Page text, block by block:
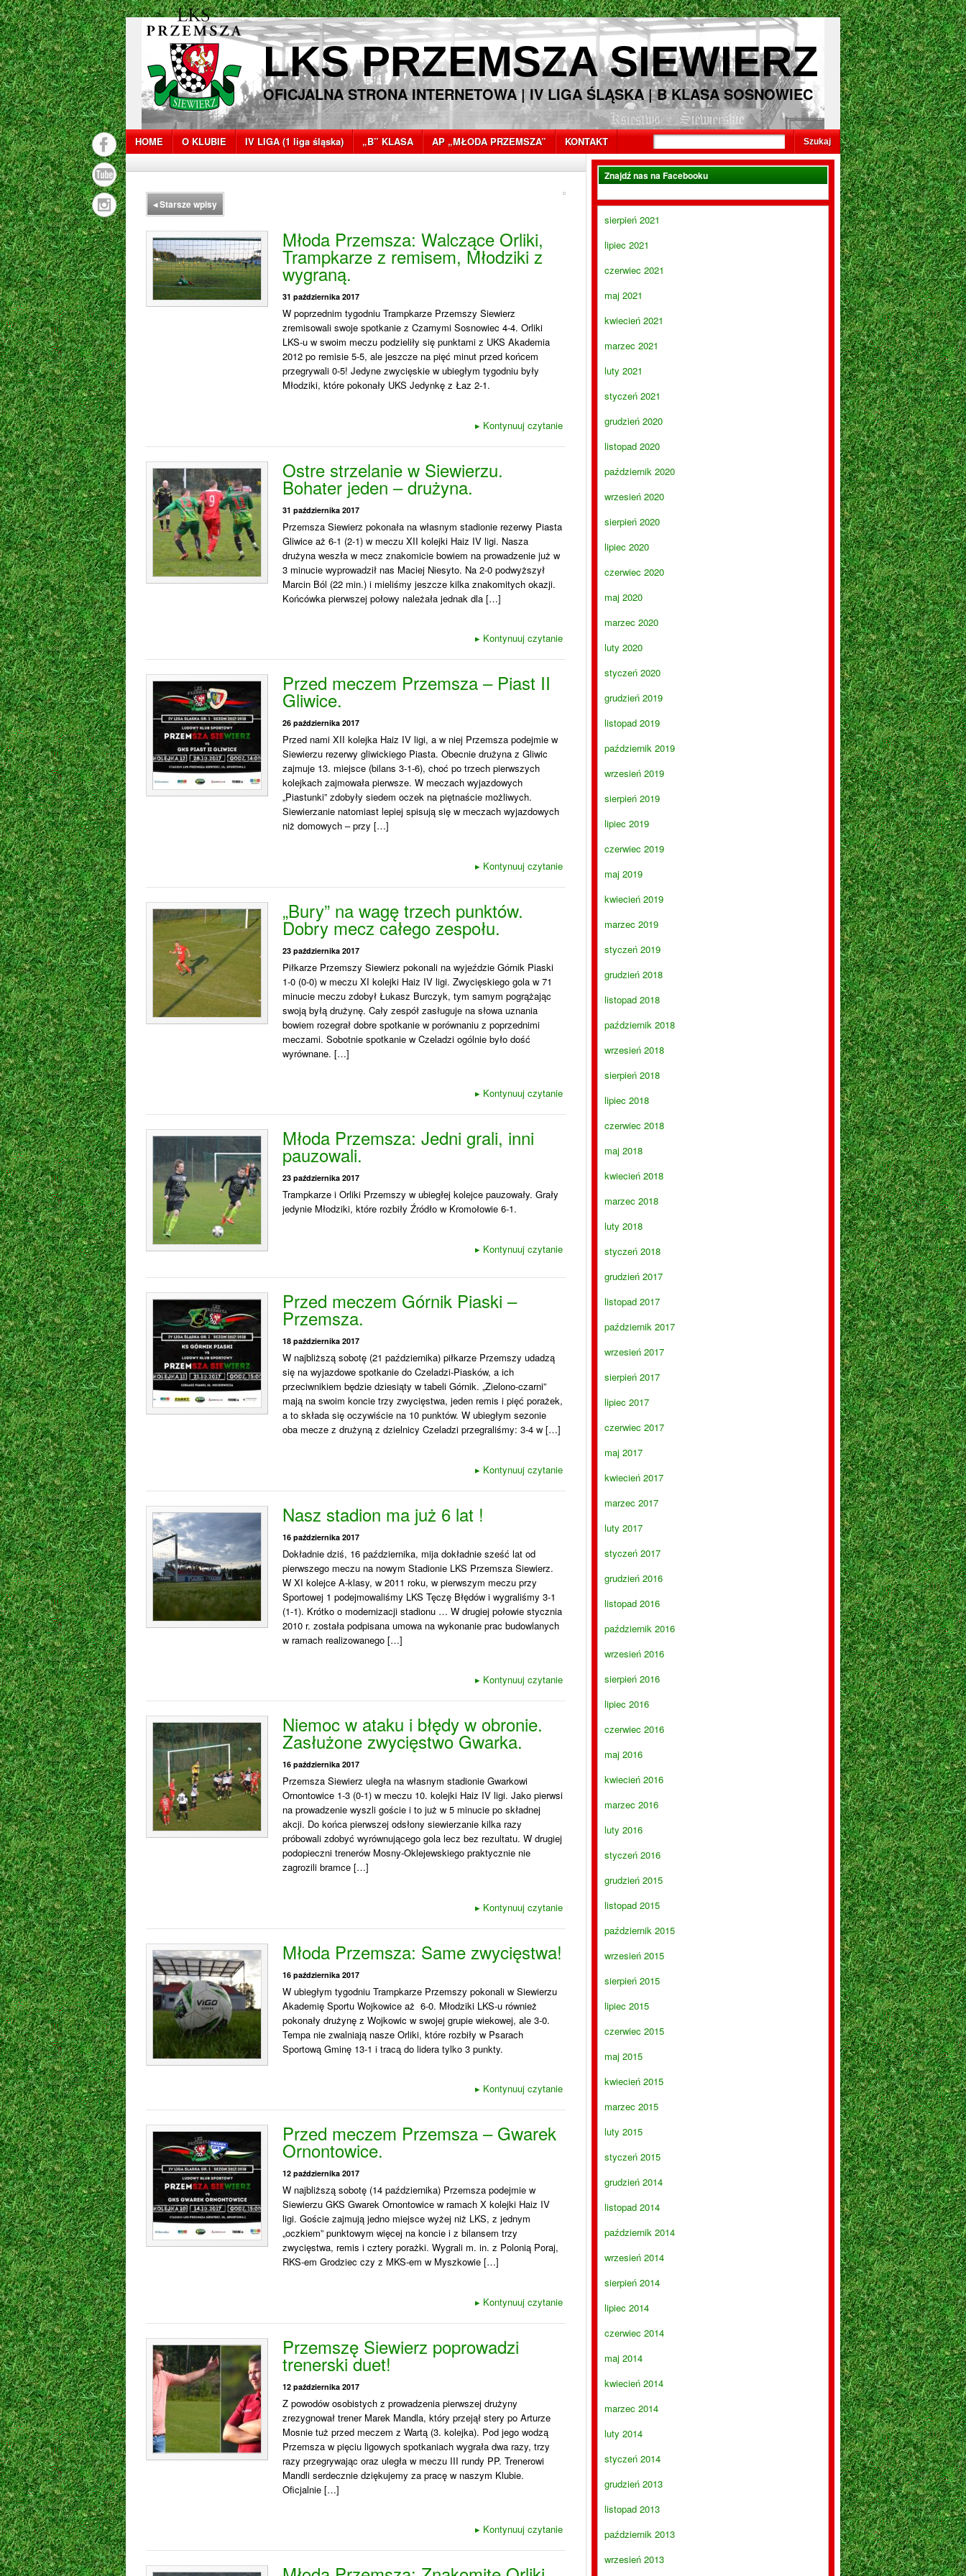
LKS PRZEMSZA SIEWIERZ
OFICJALNA STRONA INTERNETOWA | IV LIGA ŚLĄSKA | B KLASA SOSNOWIEC
HOME O KLUBIE IV LIGA (1 liga śląska) „B” KLASA AP „MŁODA PRZEMSZA” KONTAKT
◂Starsze wpisy
Młoda Przemsza: Walczące Orliki,
Trampkarze z remisem, Młodziki z
wygraną.
31 października 2017
W poprzednim tygodniu Trampkarze Przemszy Siewierz
zremisowali swoje spotkanie z Czarnymi Sosnowiec 4-4. Orliki
LKS-u w swoim meczu podzieliły się punktami z UKS Akademia
2012 po remisie 5-5, ale jeszcze na pięć minut przed końcem
przegrywali 0-5! Jedyne zwycięskie w ubiegłym tygodniu były
Młodziki, które pokonały UKS Jedynkę z Łaz 2-1.
▸ Kontynuuj czytanie
Ostre strzelanie w Siewierzu.
Bohater jeden – drużyna.
31 października 2017
Przemsza Siewierz pokonała na własnym stadionie rezerwy Piasta
Gliwice aż 6-1 (2-1) w meczu XII kolejki Haiz IV ligi. Nasza
drużyna weszła w mecz znakomicie bowiem na prowadzenie już w
3 minucie wyprowadził nas Maciej Niesyto. Na 2-0 podwyższył
Marcin Ból (22 min.) i mieliśmy jeszcze kilka znakomitych okazji.
Końcówka pierwszej połowy należała jednak dla […]
▸ Kontynuuj czytanie
Przed meczem Przemsza – Piast II
Gliwice.
26 października 2017
Przed nami XII kolejka Haiz IV ligi, a w niej Przemsza podejmie w
Siewierzu rezerwy gliwickiego Piasta. Obecnie drużyna z Gliwic
zajmuje 13. miejsce (bilans 3-1-6), choć po trzech pierwszych
kolejkach zajmowała pierwsze. W meczach wyjazdowych
„Piastunki” zdobyły siedem oczek na piętnaście możliwych.
Siewierzanie natomiast lepiej spisują się w meczach wyjazdowych
niż domowych – przy […]
▸ Kontynuuj czytanie
„Bury” na wagę trzech punktów.
Dobry mecz całego zespołu.
23 października 2017
Piłkarze Przemszy Siewierz pokonali na wyjeździe Górnik Piaski
1-0 (0-0) w meczu XI kolejki Haiz IV ligi. Zwycięskiego gola w 71
minucie meczu zdobył Łukasz Burczyk, tym samym pogrążając
swoją byłą drużynę. Cały zespół zasługuje na słowa uznania
bowiem rozegrał dobre spotkanie w porównaniu z poprzednimi
meczami. Sobotnie spotkanie w Czeladzi ogólnie było dość
wyrównane. […]
▸ Kontynuuj czytanie
Młoda Przemsza: Jedni grali, inni
pauzowali.
23 października 2017
Trampkarze i Orliki Przemszy w ubiegłej kolejce pauzowały. Grały
jedynie Młodziki, które rozbiły Źródło w Kromołowie 6-1.
▸ Kontynuuj czytanie
Przed meczem Górnik Piaski –
Przemsza.
18 października 2017
W najbliższą sobotę (21 października) piłkarze Przemszy udadzą
się na wyjazdowe spotkanie do Czeladzi-Piasków, a ich
przeciwnikiem będzie dziesiąty w tabeli Górnik. „Zielono-czarni”
mają na swoim koncie trzy zwycięstwa, jeden remis i pięć porażek,
a to składa się oczywiście na 10 punktów. W ubiegłym sezonie
oba mecze z drużyną z dzielnicy Czeladzi przegraliśmy: 3-4 w […]
▸ Kontynuuj czytanie
Nasz stadion ma już 6 lat !
16 października 2017
Dokładnie dziś, 16 października, mija dokładnie sześć lat od
pierwszego meczu na nowym Stadionie LKS Przemsza Siewierz.
W XI kolejce A-klasy, w 2011 roku, w pierwszym meczu przy
Sportowej 1 podejmowaliśmy LKS Tęczę Błędów i wygraliśmy 3-1
(1-1). Krótko o modernizacji stadionu … W drugiej połowie stycznia
2010 r. została podpisana umowa na wykonanie prac budowlanych
w ramach realizowanego […]
▸ Kontynuuj czytanie
Niemoc w ataku i błędy w obronie.
Zasłużone zwycięstwo Gwarka.
16 października 2017
Przemsza Siewierz uległa na własnym stadionie Gwarkowi
Ornontowice 1-3 (0-1) w meczu 10. kolejki Haiz IV ligi. Jako pierwsi
na prowadzenie wyszli goście i to już w 5 minucie po składnej
akcji. Do końca pierwszej odsłony siewierzanie kilka razy
próbowali zdobyć wyrównującego gola lecz bez rezultatu. W drugiej
podopieczni trenerów Mosny-Oklejewskiego praktycznie nie
zagrozili bramce […]
▸ Kontynuuj czytanie
Młoda Przemsza: Same zwycięstwa!
16 października 2017
W ubiegłym tygodniu Trampkarze Przemszy pokonali w Siewierzu
Akademię Sportu Wojkowice aż 6-0. Młodziki LKS-u również
pokonały drużynę z Wojkowic w swojej grupie wiekowej, ale 3-0.
Tempa nie zwalniają nasze Orliki, które rozbiły w Psarach
Sportową Gminę 13-1 i tracą do lidera tylko 3 punkty.
▸ Kontynuuj czytanie
Przed meczem Przemsza – Gwarek
Ornontowice.
12 października 2017
W najbliższą sobotę (14 października) Przemsza podejmie w
Siewierzu GKS Gwarek Ornontowice w ramach X kolejki Haiz IV
ligi. Goście zajmują jedno miejsce wyżej niż LKS, z jednym
„oczkiem” punktowym więcej na koncie i z bilansem trzy
zwycięstwa, remis i cztery porażki. Wygrali m. in. z Polonią Poraj,
RKS-em Grodziec czy z MKS-em w Myszkowie […]
▸ Kontynuuj czytanie
Przemszę Siewierz poprowadzi
trenerski duet!
12 października 2017
Z powodów osobistych z prowadzenia pierwszej drużyny
zrezygnował trener Marek Mandla, który przejął stery po Arturze
Mosnie tuż przed meczem z Wartą (3. kolejka). Pod jego wodzą
Przemsza w pięciu ligowych spotkaniach wygrała dwa razy, trzy
razy przegrywając oraz uległa w meczu III rundy PP. Trenerowi
Mandli serdecznie dziękujemy za pracę w naszym Klubie.
Oficjalnie […]
▸ Kontynuuj czytanie
Znajdź nas na Facebooku
sierpień 2021
lipiec 2021
czerwiec 2021
maj 2021
kwiecień 2021
marzec 2021
luty 2021
styczeń 2021
grudzień 2020
listopad 2020
październik 2020
wrzesień 2020
sierpień 2020
lipiec 2020
czerwiec 2020
maj 2020
marzec 2020
luty 2020
styczeń 2020
grudzień 2019
listopad 2019
październik 2019
wrzesień 2019
sierpień 2019
lipiec 2019
czerwiec 2019
maj 2019
kwiecień 2019
marzec 2019
styczeń 2019
grudzień 2018
listopad 2018
październik 2018
wrzesień 2018
sierpień 2018
lipiec 2018
czerwiec 2018
maj 2018
kwiecień 2018
marzec 2018
luty 2018
styczeń 2018
grudzień 2017
listopad 2017
październik 2017
wrzesień 2017
sierpień 2017
lipiec 2017
czerwiec 2017
maj 2017
kwiecień 2017
marzec 2017
luty 2017
styczeń 2017
grudzień 2016
listopad 2016
październik 2016
wrzesień 2016
sierpień 2016
lipiec 2016
czerwiec 2016
maj 2016
kwiecień 2016
marzec 2016
luty 2016
styczeń 2016
grudzień 2015
listopad 2015
październik 2015
wrzesień 2015
sierpień 2015
lipiec 2015
czerwiec 2015
maj 2015
kwiecień 2015
marzec 2015
luty 2015
styczeń 2015
grudzień 2014
listopad 2014
październik 2014
wrzesień 2014
sierpień 2014
lipiec 2014
czerwiec 2014
maj 2014
kwiecień 2014
marzec 2014
luty 2014
styczeń 2014
grudzień 2013
listopad 2013
październik 2013
wrzesień 2013